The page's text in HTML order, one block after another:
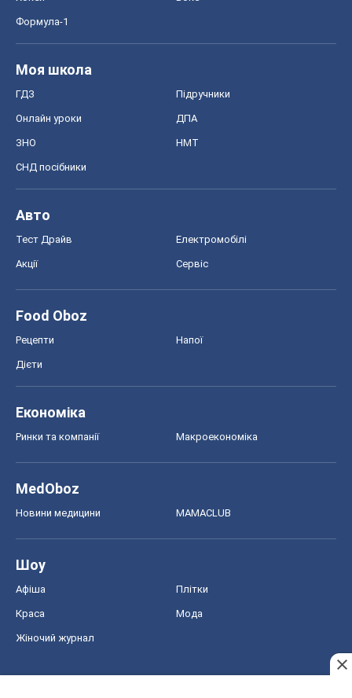
Формула-1
Моя школа
ГДЗ Підручники
Онлайн уроки ДПА
ЗНО НМТ
СНД посібники
Авто
Тест Драйв Електромобілі
Акції Сервіс
Food Oboz
Рецепти Напої
Дієти
Економіка
Ринки та компанії Макроекономіка
MedOboz
Новини медицини MAMACLUB
Шоу
Афіша Плітки
Краса Мода
Жіночий журнал